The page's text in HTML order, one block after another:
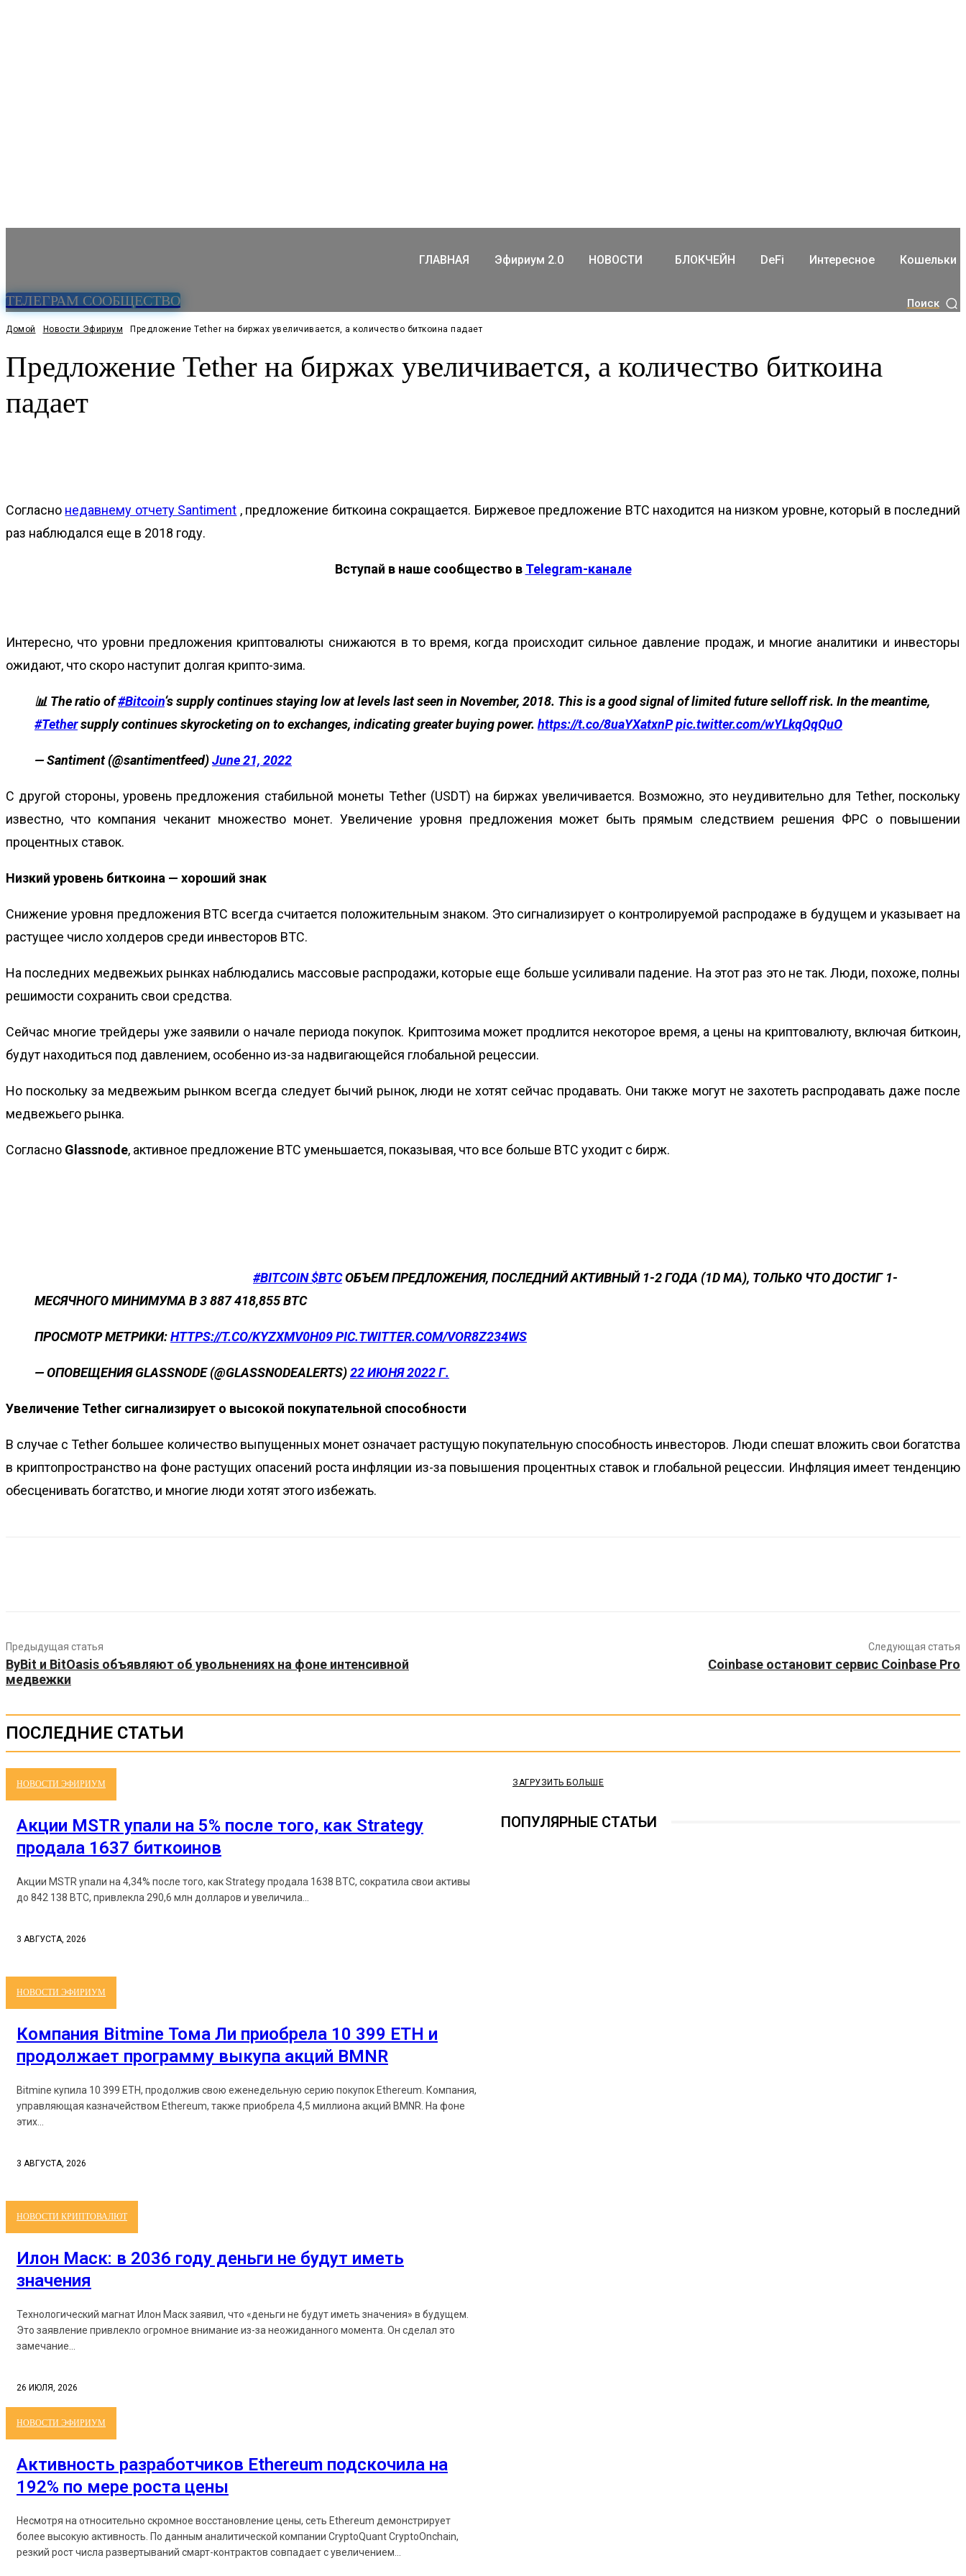
ТЕЛЕГРАМ СООБЩЕСТВО
ГЛАВНАЯ Эфириум 2.0 НОВОСТИ БЛОКЧЕЙН DeFi Интересное Кошельки
Поиск
Домой Новости Эфириум Предложение Tether на биржах увеличивается, а количество биткоина падает
Предложение Tether на биржах увеличивается, а количество биткоина
падает
Согласно недавнему отчету Santiment , предложение биткоина сокращается. Биржевое предложение BTC находится на низком уровне, который в последний
раз наблюдался еще в 2018 году.
Вступай в наше сообщество в Telegram-канале
Интересно, что уровни предложения криптовалюты снижаются в то время, когда происходит сильное давление продаж, и многие аналитики и инвесторы
ожидают, что скоро наступит долгая крипто-зима.
📊 The ratio of#Bitcoin‘s supply continues staying low at levels last seen in November, 2018. This is a good signal of limited future selloff risk. In the meantime,
#Tethersupply continues skyrocketing on to exchanges, indicating greater buying power. https://t.co/8uaYXatxnPpic.twitter.com/wYLkqQqQuO
— Santiment (@santimentfeed)June 21, 2022
С другой стороны, уровень предложения стабильной монеты Tether (USDT) на биржах увеличивается. Возможно, это неудивительно для Tether, поскольку
известно, что компания чеканит множество монет. Увеличение уровня предложения может быть прямым следствием решения ФРС о повышении
процентных ставок.
Низкий уровень биткоина — хороший знак
Снижение уровня предложения BTC всегда считается положительным знаком. Это сигнализирует о контролируемой распродаже в будущем и указывает на
растущее число холдеров среди инвесторов BTC.
На последних медвежьих рынках наблюдались массовые распродажи, которые еще больше усиливали падение. На этот раз это не так. Люди, похоже, полны
решимости сохранить свои средства.
Сейчас многие трейдеры уже заявили о начале периода покупок. Криптозима может продлится некоторое время, а цены на криптовалюту, включая биткоин,
будут находиться под давлением, особенно из-за надвигающейся глобальной рецессии.
Но поскольку за медвежьим рынком всегда следует бычий рынок, люди не хотят сейчас продавать. Они также могут не захотеть распродавать даже после
медвежьего рынка.
Согласно Glassnode, активное предложение BTC уменьшается, показывая, что все больше BTC уходит с бирж.
#BITCOIN$BTCОБЪЕМ ПРЕДЛОЖЕНИЯ, ПОСЛЕДНИЙ АКТИВНЫЙ 1-2 ГОДА (1D MA), ТОЛЬКО ЧТО ДОСТИГ 1-
МЕСЯЧНОГО МИНИМУМА В 3 887 418,855 BTC
ПРОСМОТР МЕТРИКИ:HTTPS://T.CO/KYZXMV0H09PIC.TWITTER.COM/VOR8Z234WS
— ОПОВЕЩЕНИЯ GLASSNODE (@GLASSNODEALERTS)22 ИЮНЯ 2022 Г.
Увеличение Tether сигнализирует о высокой покупательной способности
В случае с Tether большее количество выпущенных монет означает растущую покупательную способность инвесторов. Люди спешат вложить свои богатства
в криптопространство на фоне растущих опасений роста инфляции из-за повышения процентных ставок и глобальной рецессии. Инфляция имеет тенденцию
обесценивать богатство, и многие люди хотят этого избежать.
Предыдущая статья
ByBit и BitOasis объявляют об увольнениях на фоне интенсивной
медвежки
Следующая статья
Coinbase остановит сервис Coinbase Pro
ПОСЛЕДНИЕ СТАТЬИ
НОВОСТИ ЭФИРИУМ
Акции MSTR упали на 5% после того, как Strategy
продала 1637 биткоинов
Акции MSTR упали на 4,34% после того, как Strategy продала 1638 BTC, сократила свои активы
до 842 138 BTC, привлекла 290,6 млн долларов и увеличила...
3 АВГУСТА, 2026
НОВОСТИ ЭФИРИУМ
Компания Bitmine Тома Ли приобрела 10 399 ETH и
продолжает программу выкупа акций BMNR
Bitmine купила 10 399 ETH, продолжив свою еженедельную серию покупок Ethereum. Компания,
управляющая казначейством Ethereum, также приобрела 4,5 миллиона акций BMNR. На фоне
этих...
3 АВГУСТА, 2026
НОВОСТИ КРИПТОВАЛЮТ
Илон Маск: в 2036 году деньги не будут иметь
значения
Технологический магнат Илон Маск заявил, что «деньги не будут иметь значения» в будущем.
Это заявление привлекло огромное внимание из-за неожиданного момента. Он сделал это
замечание...
26 ИЮЛЯ, 2026
НОВОСТИ ЭФИРИУМ
Активность разработчиков Ethereum подскочила на
192% по мере роста цены
Несмотря на относительно скромное восстановление цены, сеть Ethereum демонстрирует
более высокую активность. По данным аналитической компании CryptoQuant CryptoOnchain,
резкий рост числа развертываний смарт-контрактов совпадает с увеличением...
ЗАГРУЗИТЬ БОЛЬШЕ
ПОПУЛЯРНЫЕ СТАТЬИ